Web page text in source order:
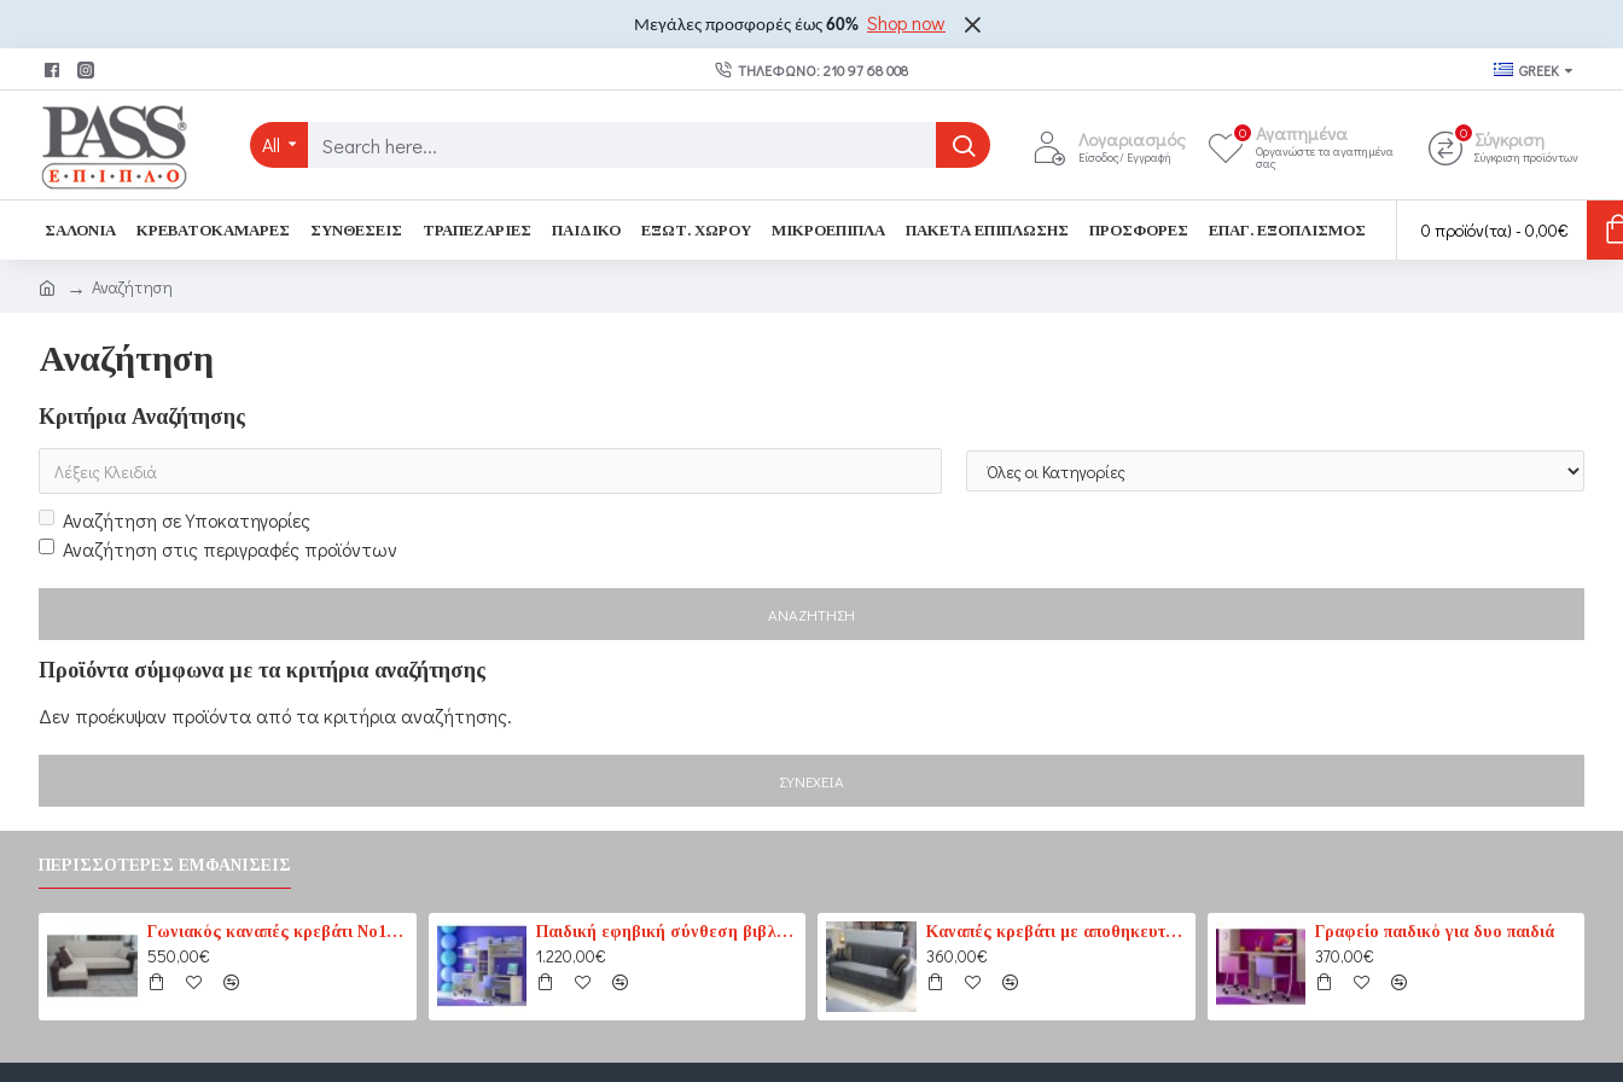
Μεγάλες προσφορές έως 60% Shop now
ΤΗΛΈΦΩΝΟ: 210 97 68 008 GREEK
All Λογαριασμός
Είσοδος/ Εγγραφή
Αγαπημένα
Οργανώστε τα αγαπημένα
σας
0 Σύγκριση
Σύγκριση προϊόντων
0
ΣΑΛΌΝΙΑ ΚΡΕΒΑΤΟΚΆΜΑΡΕΣ ΣΥΝΘΈΣΕΙΣ ΤΡΑΠΕΖΑΡΊΕΣ ΠΑΙΔΙΚΌ ΕΞΩΤ. ΧΏΡΟΥ ΜΙΚΡΟΈΠΙΠΛΑ ΠΑΚΈΤΑ ΕΠΊΠΛΩΣΗΣ ΠΡΟΣΦΟΡΈΣ ΕΠΑΓ. ΕΞΟΠΛΙΣΜΌΣ 0 προϊόν(τα) - 0,00€
Αναζήτηση
Αναζήτηση
Κριτήρια Αναζήτησης
Αναζήτηση σε Υποκατηγορίες
Αναζήτηση στις περιγραφές προϊόντων
ΑΝΑΖΉΤΗΣΗ
Προϊόντα σύμφωνα με τα κριτήρια αναζήτησης
Δεν προέκυψαν προϊόντα από τα κριτήρια αναζήτησης.
ΣΥΝΈΧΕΙΑ
ΠΕΡΙΣΣΌΤΕΡΕΣ ΕΜΦΑΝΊΣΕΙΣ
Γωνιακός καναπές κρεβάτι No1 καφέ-εκρού (PASS1) 210 cm x 165 cm
550,00€
Παιδική εφηβική σύνθεση βιβλιοθηκών για δύο παιδιά
1.220,00€
Καναπές κρεβάτι με αποθηκευτικό χώρο 3θέσιος 207cm x 87cm
360,00€
Γραφείο παιδικό για δυο παιδιά
370,00€